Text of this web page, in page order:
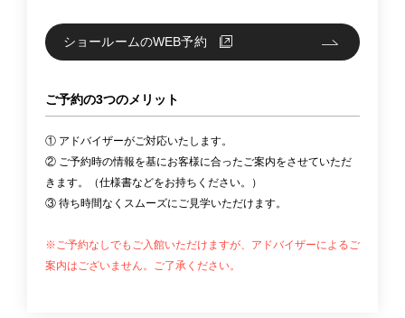
ショールームのWEB予約
ご予約の3つのメリット
① アドバイザーがご対応いたします。
② ご予約時の情報を基にお客様に合ったご案内をさせていただ
きます。（仕様書などをお持ちください。）
③ 待ち時間なくスムーズにご見学いただけます。
※ご予約なしでもご入館いただけますが、アドバイザーによるご
案内はございません。ご了承ください。